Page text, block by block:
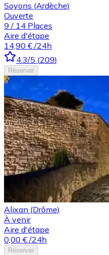
Soyons (Ardèche)
Ouverte
9 / 14 Places
Aire d'étape
14,90 € /24h
4.3/5 (209)
Réserver
Alixan (Drôme)
À venir
Aire d'étape
0,00 € /24h
Réserver